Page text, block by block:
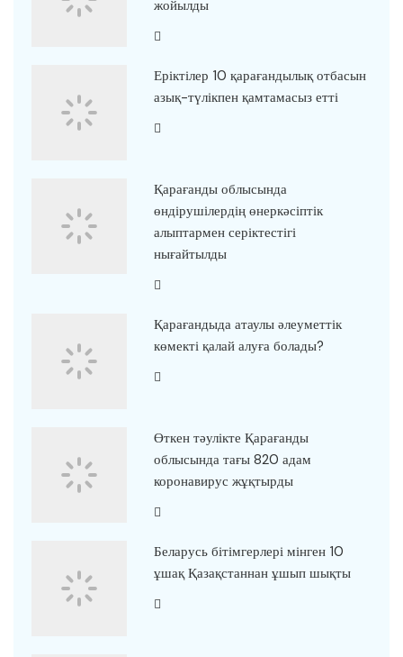
жойылды
Еріктілер 10 қарағандылық отбасын
азық-түлікпен қамтамасыз етті
Қарағанды облысында
өндірушілердің өнеркәсіптік
алыптармен серіктестігі
нығайтылды
Қарағандыда атаулы әлеуметтік
көмекті қалай алуға болады?
Өткен тәулікте Қарағанды
облысында тағы 820 адам
коронавирус жұқтырды
Беларусь бітімгерлері мінген 10
ұшақ Қазақстаннан ұшып шықты